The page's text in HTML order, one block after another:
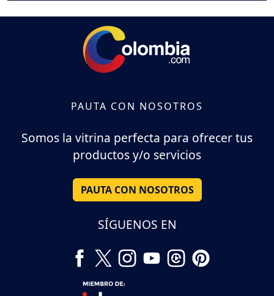
PAUTA CON NOSOTROS
Somos la vitrina perfecta para ofrecer tus
productos y/o servicios
PAUTA CON NOSOTROS
SÍGUENOS EN